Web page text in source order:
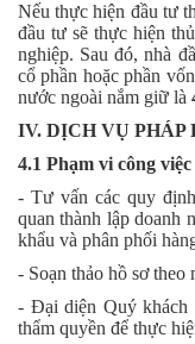
Nếu thực hiện đầu tư
đầu tư sẽ thực hiện
nghiệp. Sau đó, nhà
cổ phần hoặc phần
nước ngoài nắm giữ là
IV. DỊCH VỤ PHÁP
4.1 Phạm vi công việc
- Tư vấn các quy
quan thành lập doanh
khẩu và phân phối
- Soạn thảo hồ sơ
- Đại diện Quý khách
thẩm quyền để thực